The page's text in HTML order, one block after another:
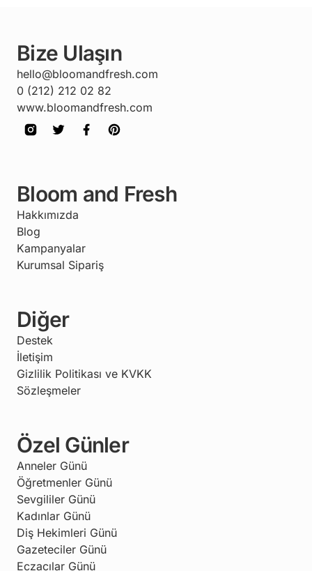
Bize Ulaşın
hello@bloomandfresh.com
0 (212) 212 02 82
www.bloomandfresh.com
Bloom and Fresh
Hakkımızda
Blog
Kampanyalar
Kurumsal Sipariş
Diğer
Destek
İletişim
Gizlilik Politikası ve KVKK
Sözleşmeler
Özel Günler
Anneler Günü
Öğretmenler Günü
Sevgililer Günü
Kadınlar Günü
Diş Hekimleri Günü
Gazeteciler Günü
Eczacılar Günü